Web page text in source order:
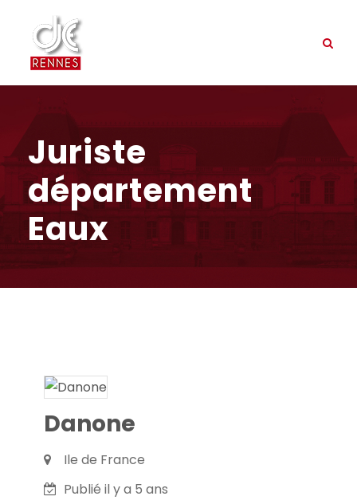
Juriste
département
Eaux
Danone
Ile de France
Publié il y a 5 ans